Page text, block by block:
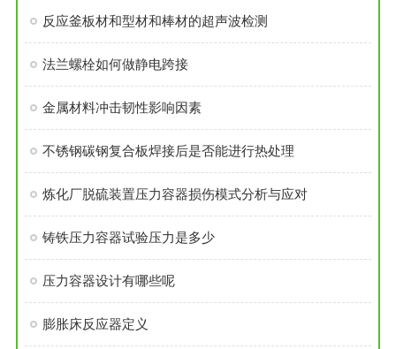
反应釜板材和型材和棒材的超声波检测
法兰螺栓如何做静电跨接
金属材料冲击韧性影响因素
不锈钢碳钢复合板焊接后是否能进行热处理
炼化厂脱硫装置压力容器损伤模式分析与应对
铸铁压力容器试验压力是多少
压力容器设计有哪些呢
膨胀床反应器定义